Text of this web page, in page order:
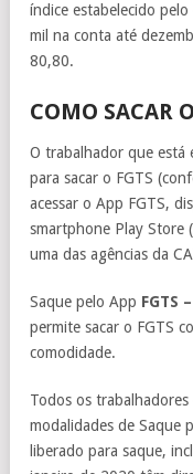
índice estabelecido
mil na conta até
80,80.
COMO SACAR
O trabalhador que está
para sacar o FGTS
acessar o App FGTS,
smartphone Play Store
uma das agências da
Saque pelo App FGTS
permite sacar o FGTS
comodidade.
Todos os
modalidades de Saque
liberado para saque,